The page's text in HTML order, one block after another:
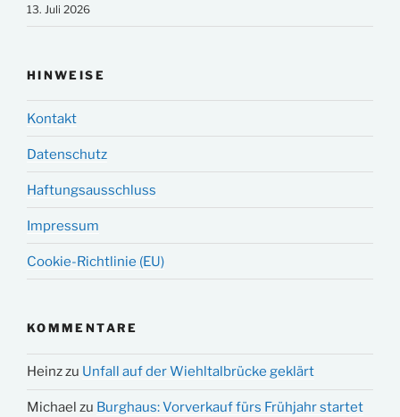
13. Juli 2026
HINWEISE
Kontakt
Datenschutz
Haftungsausschluss
Impressum
Cookie-Richtlinie (EU)
KOMMENTARE
Heinzzu Unfall auf der Wiehltalbrücke geklärt
Michael zu Burghaus: Vorverkauf fürs Frühjahr startet